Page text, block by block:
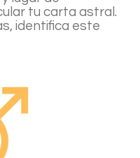
tu carta astral.
identifica este